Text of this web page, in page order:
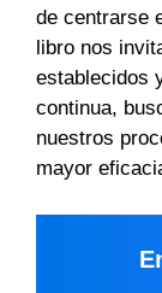
de centrarse
libro nos
establecidos
continua,
nuestros
mayor